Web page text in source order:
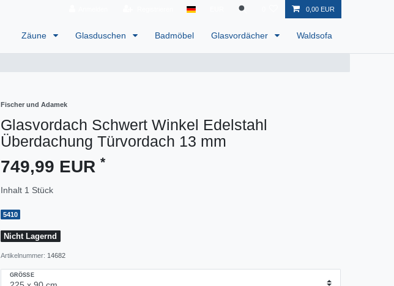
0,00 EUR
Zäune Glasduschen Badmöbel Glasvordächer Waldsofa
Fischer und Adamek
Glasvordach Schwert Winkel Edelstahl
Überdachung Türvordach 13 mm
749,99 EUR *
Inhalt 1 Stück
5410
Nicht Lagernd
Artikelnummer: 14682
GRÖSSE